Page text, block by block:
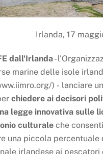
Irlanda, 17
dall'Irlanda-
marine delle isole
) - lanciare
chiedere ai decisori
legge innovativa sulle
culturale che
una piccola percentuale
irlandese ai pescatori